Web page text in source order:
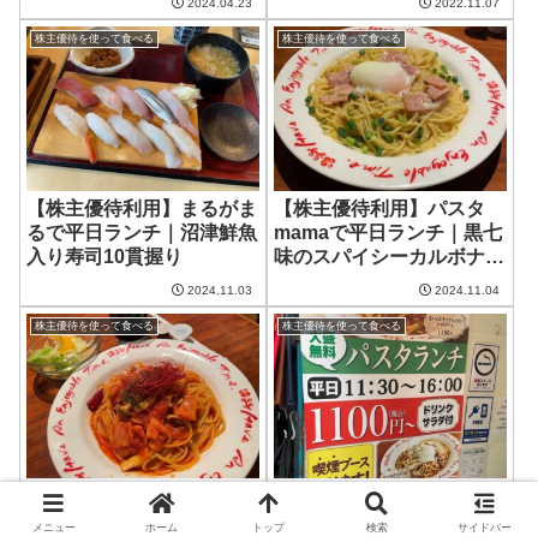
2024.04.23 2022.11.07
株主優待を使って食べる
【株主優待利用】まるがま
るで平日ランチ｜沼津鮮魚
入り寿司10貫握り
2024.11.03
株主優待を使って食べる
【株主優待利用】パスタ
mamaで平日ランチ｜黒七
味のスパイシーカルボナー
2024.11.04
株主優待を使って食べる
【株主優待利用】パスタ
mamaで平日ランチ｜ベー
株主優待を使って食べる
【株主優待利用】パスタ
mamaで平日ランチ｜ベー
メニュー ホーム トップ 検索 サイドバー